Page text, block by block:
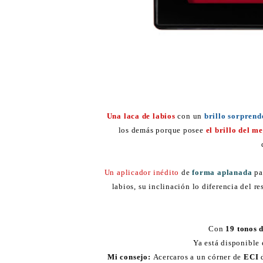
Una laca de labioscon un brillo
los demás porque posee el brillo del
Un aplicador inédito deforma aplanada
labios, su inclinación lo diferencia del
Con 19 tonos
Ya está
Mi consejo: Acercaros a un córner de ECI